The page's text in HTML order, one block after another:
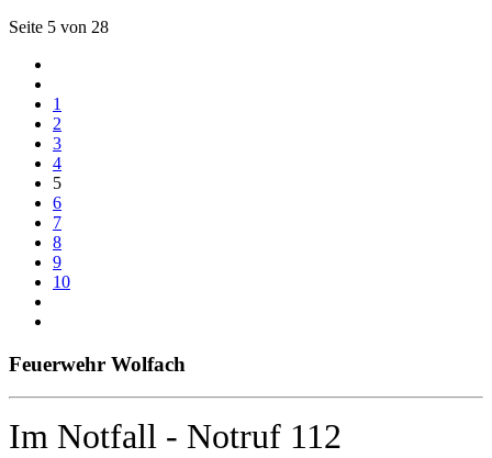
Seite 5 von 28
1
2
3
4
5
6
7
8
9
10
Feuerwehr Wolfach
Im Notfall - Notruf 112